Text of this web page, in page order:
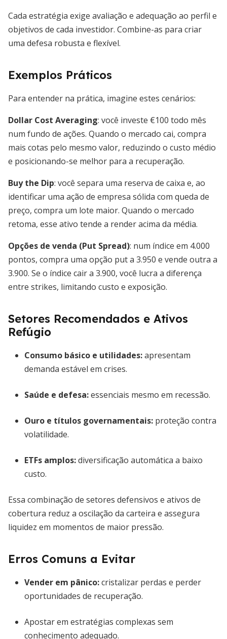
Cada estratégia exige avaliação e adequação ao perfil e
objetivos de cada investidor. Combine-as para criar
uma defesa robusta e flexível.
Exemplos Práticos
Para entender na prática, imagine estes cenários:
Dollar Cost Averaging: você investe €100 todo mês
num fundo de ações. Quando o mercado cai, compra
mais cotas pelo mesmo valor, reduzindo o custo médio
e posicionando-se melhor para a recuperação.
Buy the Dip: você separa uma reserva de caixa e, ao
identificar uma ação de empresa sólida com queda de
preço, compra um lote maior. Quando o mercado
retoma, esse ativo tende a render acima da média.
Opções de venda (Put Spread): num índice em 4.000
pontos, compra uma opção put a 3.950 e vende outra a
3.900. Se o índice cair a 3.900, você lucra a diferença
entre strikes, limitando custo e exposição.
Setores Recomendados e Ativos
Refúgio
Consumo básico e utilidades:apresentam
demanda estável em crises.
Saúde e defesa:essenciais mesmo em recessão.
Ouro e títulos governamentais: proteção contra
volatilidade.
ETFs amplos:diversificação automática a baixo
custo.
Essa combinação de setores defensivos e ativos de
cobertura reduz a oscilação da carteira e assegura
liquidez em momentos de maior pressão.
Erros Comuns a Evitar
Vender em pânico:cristalizar perdas e perder
oportunidades de recuperação.
Apostar em estratégias complexas sem
conhecimento adequado.